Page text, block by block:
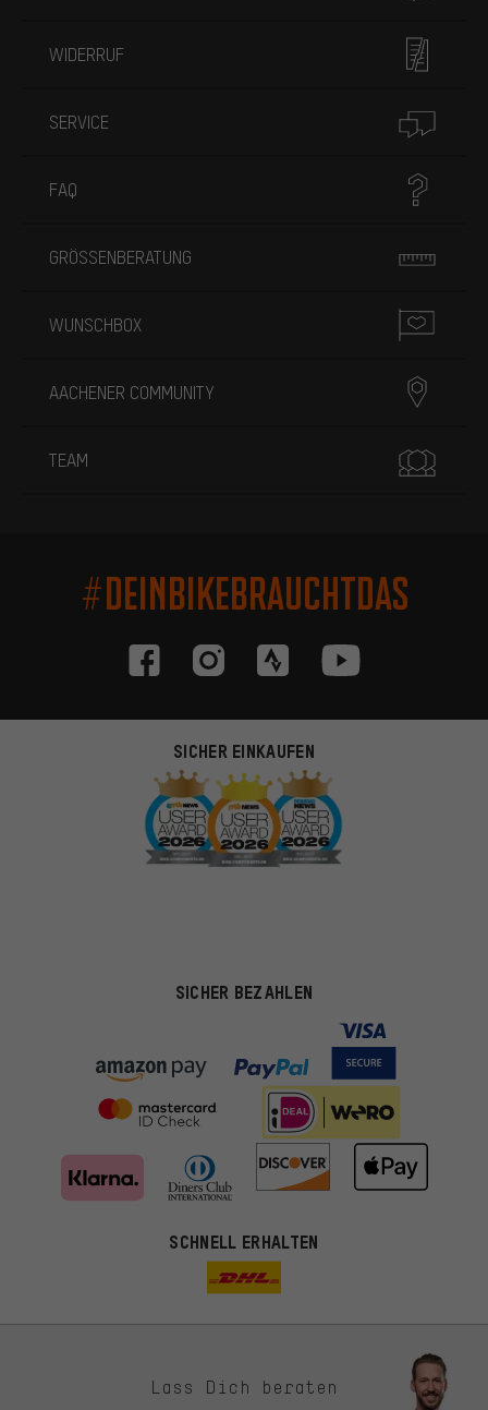
WIDERRUF
SERVICE
FAQ
GRÖSSENBERATUNG
WUNSCHBOX
AACHENER COMMUNITY
TEAM
#DEINBIKEBRAUCHTDAS
SICHER EINKAUFEN
SICHER BEZAHLEN
SCHNELL ERHALTEN
Lass Dich beraten